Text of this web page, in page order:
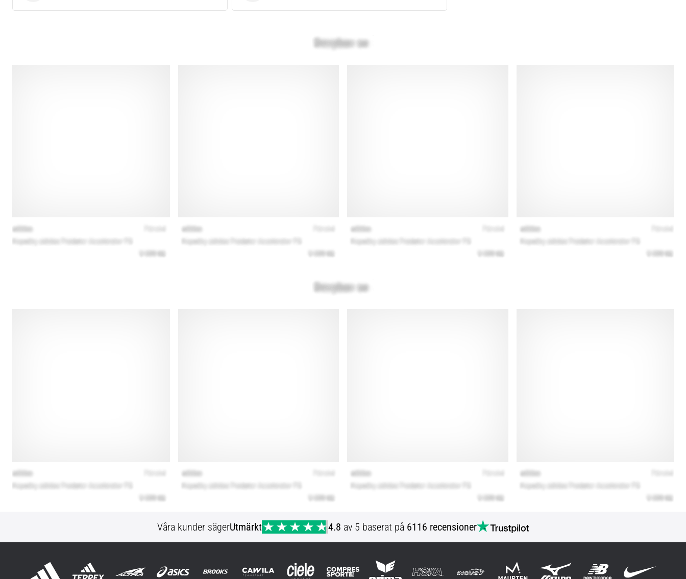
Våra kunder sägerUtmärkt 4.8 av 5 baserat på 6116 recensioner